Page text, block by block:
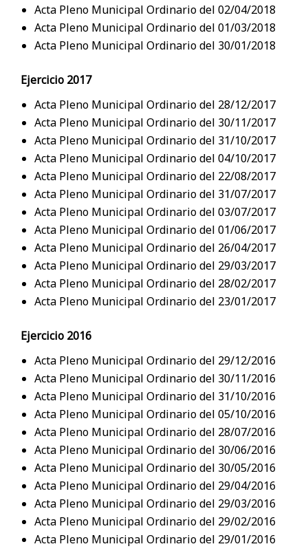
Acta Pleno Municipal Ordinario del 02/04/2018
Acta Pleno Municipal Ordinario del 01/03/2018
Acta Pleno Municipal Ordinario del 30/01/2018
Ejercicio 2017
Acta Pleno Municipal Ordinario del 28/12/2017
Acta Pleno Municipal Ordinario del 30/11/2017
Acta Pleno Municipal Ordinario del 31/10/2017
Acta Pleno Municipal Ordinario del 04/10/2017
Acta Pleno Municipal Ordinario del 22/08/2017
Acta Pleno Municipal Ordinario del 31/07/2017
Acta Pleno Municipal Ordinario del 03/07/2017
Acta Pleno Municipal Ordinario del 01/06/2017
Acta Pleno Municipal Ordinario del 26/04/2017
Acta Pleno Municipal Ordinario del 29/03/2017
Acta Pleno Municipal Ordinario del 28/02/2017
Acta Pleno Municipal Ordinario del 23/01/2017
Ejercicio 2016
Acta Pleno Municipal Ordinario del 29/12/2016
Acta Pleno Municipal Ordinario del 30/11/2016
Acta Pleno Municipal Ordinario del 31/10/2016
Acta Pleno Municipal Ordinario del 05/10/2016
Acta Pleno Municipal Ordinario del 28/07/2016
Acta Pleno Municipal Ordinario del 30/06/2016
Acta Pleno Municipal Ordinario del 30/05/2016
Acta Pleno Municipal Ordinario del 29/04/2016
Acta Pleno Municipal Ordinario del 29/03/2016
Acta Pleno Municipal Ordinario del 29/02/2016
Acta Pleno Municipal Ordinario del 29/01/2016